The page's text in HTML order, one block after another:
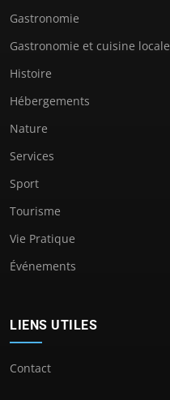
Gastronomie
Gastronomie et cuisine locale
Histoire
Hébergements
Nature
Services
Sport
Tourisme
Vie Pratique
Événements
LIENS UTILES
Contact